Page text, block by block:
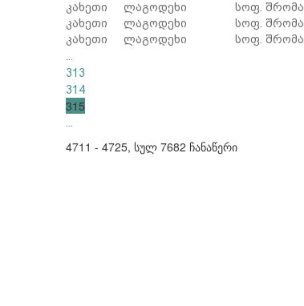
კახეთი
ლაგოდეხი სოფ. შრომა
კახეთი
ლაგოდეხი სოფ. შრომა
კახეთი
ლაგოდეხი სოფ. შრომა
313
314
315
4711 - 4725, სულ 7682 ჩანაწერი